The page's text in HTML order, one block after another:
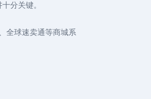
分关键。
全球速卖通等商城系